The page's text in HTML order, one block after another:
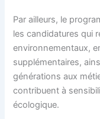
Par ailleurs, le
les candidatures qui
environnementaux,
supplémentaires,
générations aux
contribuent à
écologique.